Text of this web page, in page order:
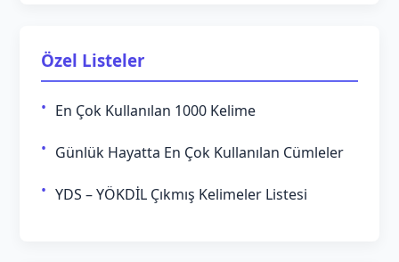
Özel Listeler
En Çok Kullanılan 1000 Kelime
Günlük Hayatta En Çok Kullanılan Cümleler
YDS – YÖKDİL Çıkmış Kelimeler Listesi